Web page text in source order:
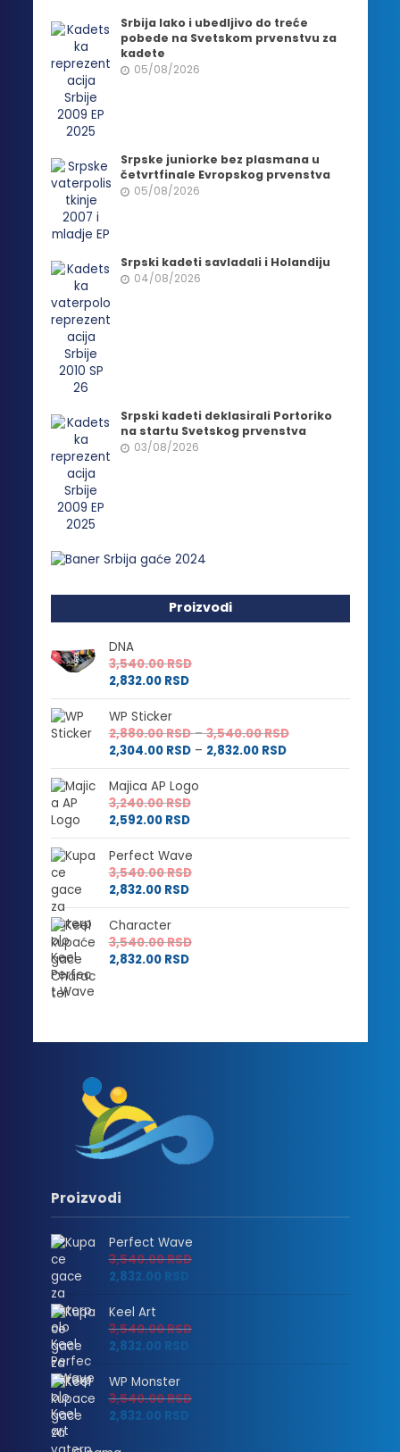
Srbija lako i ubedljivo do treće
pobede na Svetskom prvenstvu za
kadete
05/08/2026
Srpske juniorke bez plasmana u
četvrtfinale Evropskog prvenstva
05/08/2026
Srpski kadeti savladali i Holandiju
04/08/2026
Srpski kadeti deklasirali Portoriko
na startu Svetskog prvenstva
03/08/2026
Proizvodi
DNA
3,540.00RSD
2,832.00 RSD
WP Sticker
2,880.00RSD – 3,540.00RSDRaspon
od
2,304.00 RSD – 2,832.00 RSDRaspon
cena:
2,832.00 RSD
Majica AP Logo
3,240.00RSD
2,592.00 RSD
Perfect Wave
3,540.00RSD
2,832.00 RSD
Character
3,540.00RSD
2,832.00 RSD
Proizvodi
Perfect Wave
3,540.00RSD
2,832.00 RSD
Keel Art
3,540.00RSD
2,832.00 RSD
WP Monster
3,540.00RSD
2,832.00 RSD